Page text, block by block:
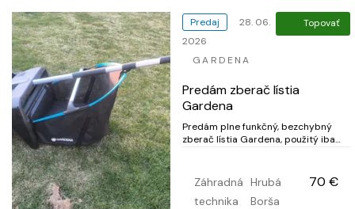
Predaj
28. 06.
2026
GARDENA
Topovať
Predám zberač lístia
Gardena
Predám plne funkčný, bezchybný
zberač lístia Gardena, použitý iba
Cena 70, -eur, pri rýchlom jednaní
zľava.
Záhradná
technika
Hrubá
Borša
70 €